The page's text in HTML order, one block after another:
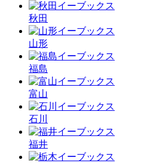
秋田
山形
福島
富山
石川
福井